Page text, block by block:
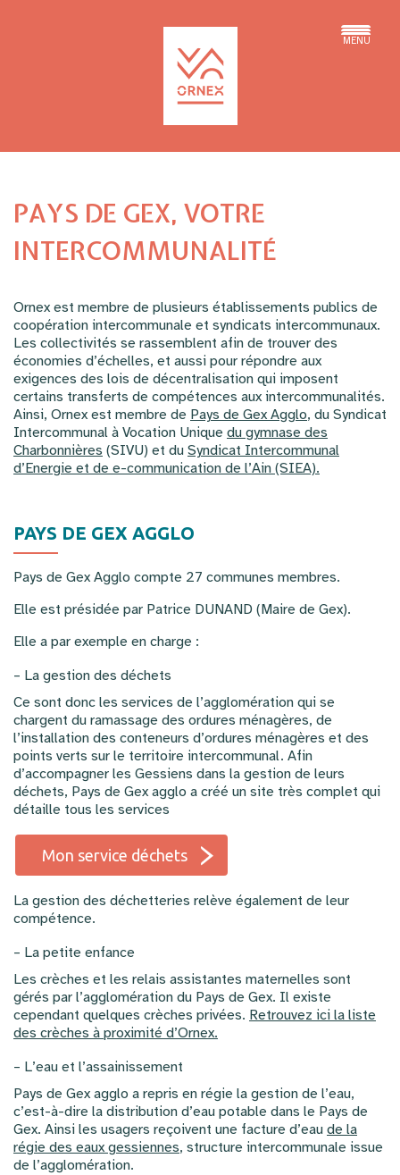
MENU
PAYS DE GEX, VOTRE
INTERCOMMUNALITÉ
Ornex est membre de plusieurs établissements publics de
coopération intercommunale et syndicats intercommunaux.
Les collectivités se rassemblent afin de trouver des
économies d’échelles, et aussi pour répondre aux
exigences des lois de décentralisation qui imposent
certains transferts de compétences aux intercommunalités.
Ainsi, Ornex est membre de Pays de Gex Agglo, du Syndicat
Intercommunal à Vocation Unique du gymnase des
Charbonnières (SIVU) et du Syndicat Intercommunal
d’Energie et de e-communication de l’Ain (SIEA).
PAYS DE GEX AGGLO
Pays de Gex Agglo compte 27 communes membres.
Elle est présidée par Patrice DUNAND (Maire de Gex).
Elle a par exemple en charge :
– La gestion des déchets
Ce sont donc les services de l’agglomération qui se
chargent du ramassage des ordures ménagères, de
l’installation des conteneurs d’ordures ménagères et des
points verts sur le territoire intercommunal. Afin
d’accompagner les Gessiens dans la gestion de leurs
déchets, Pays de Gex agglo a créé un site très complet qui
détaille tous les services
Mon service déchets
La gestion des déchetteries relève également de leur
compétence.
– La petite enfance
Les crèches et les relais assistantes maternelles sont
gérés par l’agglomération du Pays de Gex. Il existe
cependant quelques crèches privées. Retrouvez ici la liste
des crèches à proximité d’Ornex.
– L’eau et l’assainissement
Pays de Gex agglo a repris en régie la gestion de l’eau,
c’est-à-dire la distribution d’eau potable dans le Pays de
Gex. Ainsi les usagers reçoivent une facture d’eau de la
régie des eaux gessiennes, structure intercommunale issue
de l’agglomération.